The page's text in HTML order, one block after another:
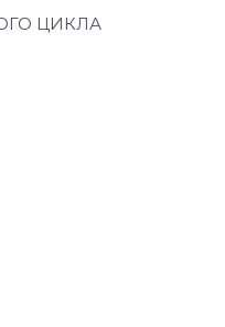
ЦИКЛА